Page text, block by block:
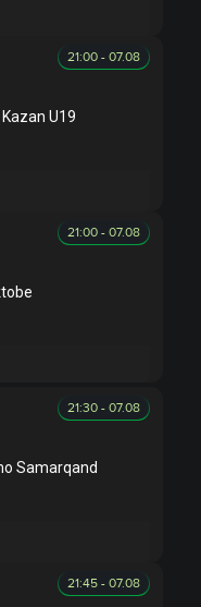
21:00 - 07.08
U19
21:00 - 07.08
21:30 - 07.08
Samarqand
21:45 - 07.08